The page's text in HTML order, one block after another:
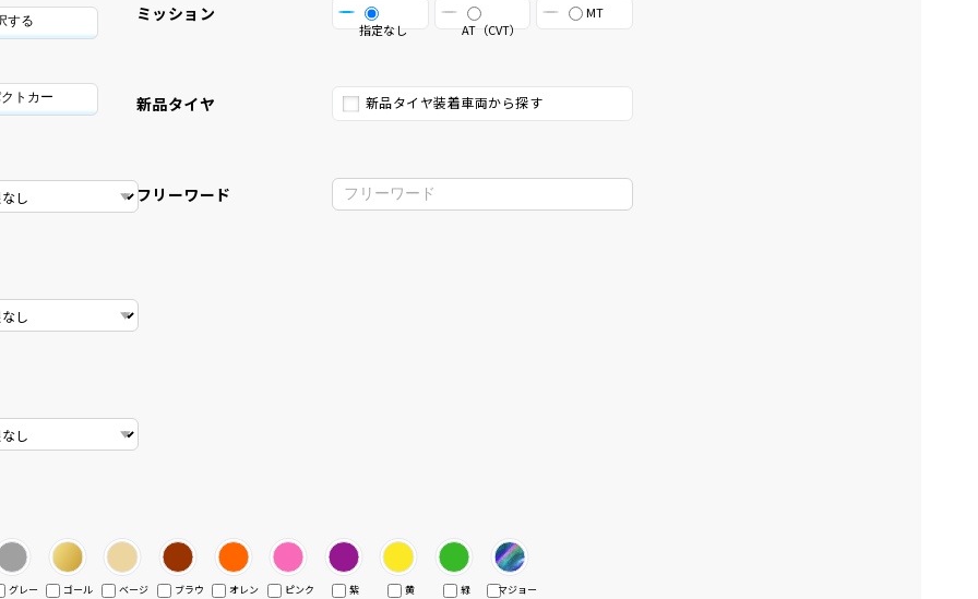
する
トカー
ミッション
指定なし AT（CVT）
MT
新品タイヤ 新品タイヤ装着車両から探す
フリーワード
グレー
ゴール
ベージ
ブラウ
オレン
ピンク 紫 黄 緑
マジョー